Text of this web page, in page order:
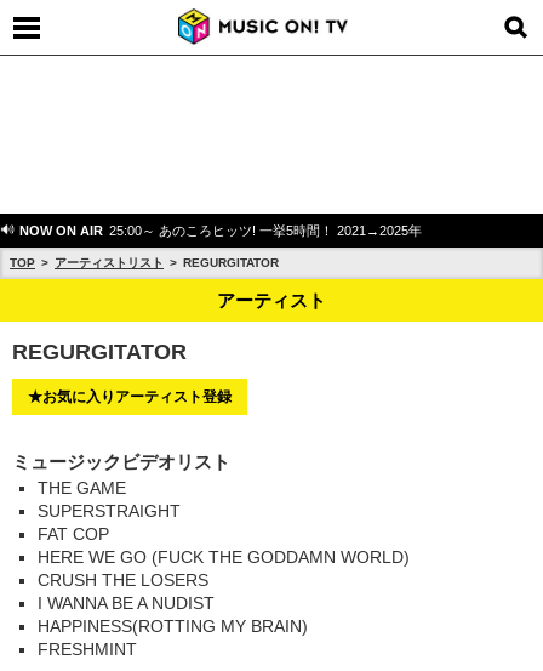
NOW ON AIR 25:00～ あのころヒッツ! 一挙5時間！ 2021→2025年
TOP アーティストリスト REGURGITATOR
アーティスト
REGURGITATOR
★お気に入りアーティスト登録
ミュージックビデオリスト
THE GAME
SUPERSTRAIGHT
FAT COP
HERE WE GO (FUCK THE GODDAMN WORLD)
CRUSH THE LOSERS
I WANNA BE A NUDIST
HAPPINESS(ROTTING MY BRAIN)
FRESHMINT